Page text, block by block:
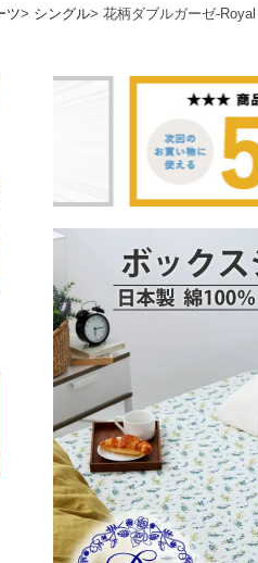
ツ シングル 花柄ダブルガーゼ-